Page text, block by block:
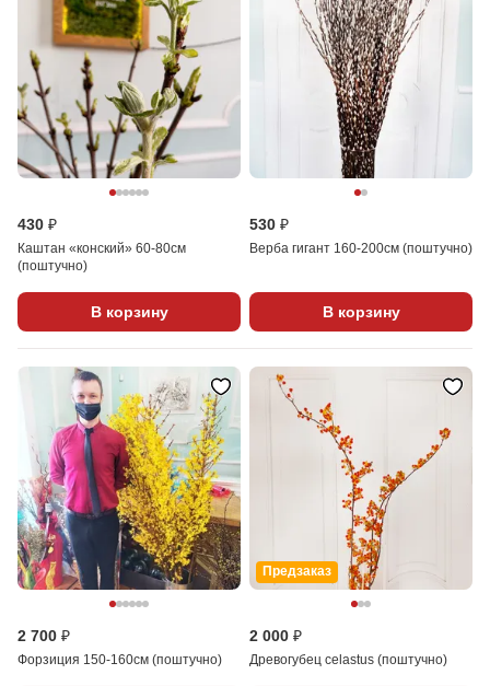
430 ₽
Каштан «конский» 60-80см
(поштучно)
В корзину
530 ₽
Верба гигант 160-200см (поштучно)
В корзину
2 700 ₽
Форзиция 150-160см (поштучно)
Предзаказ
2 000 ₽
Древогубец celastus (поштучно)